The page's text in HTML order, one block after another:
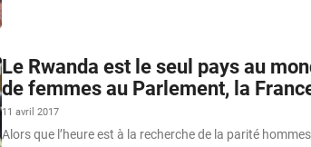
Le Rwanda est le seul pays au
de femmes au Parlement, la
11 avril 2017
Alors que l’heure est à la recherche de la parité